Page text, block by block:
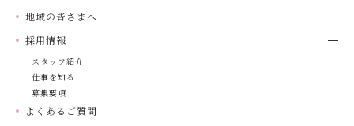
地域の皆さまへ
採用情報
スタッフ紹介
仕事を知る
募集要項
よくあるご質問